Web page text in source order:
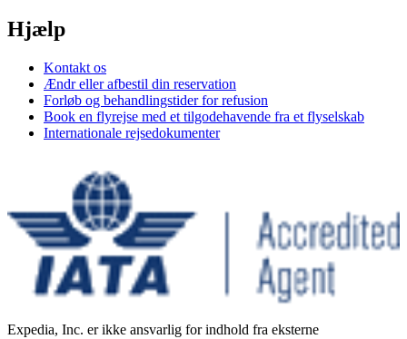
Hjælp
Kontakt os
Ændr eller afbestil din reservation
Forløb og behandlingstider for refusion
Book en flyrejse med et tilgodehavende fra et flyselskab
Internationale rejsedokumenter
Expedia, Inc. er ikke ansvarlig for indhold fra eksterne